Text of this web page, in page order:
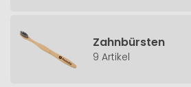
Zahnbürsten
9 Artikel